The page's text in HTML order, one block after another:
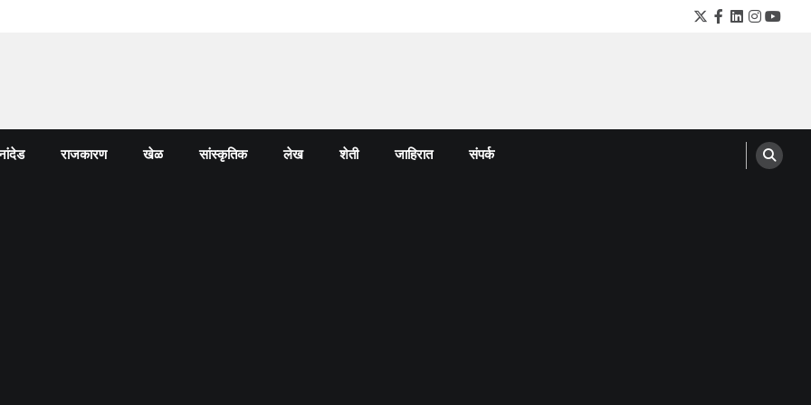
Twitter
Facebook
LinkedIn
राजकारण खेळ सांस्कृतिक लेख शेती जाहिरात संपर्क